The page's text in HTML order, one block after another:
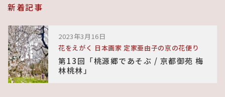
新着記事
2023年3月16日
花をえがく 日本画家 定家亜由子の京の花便り
第13回「桃源郷であそぶ / 京都御苑 梅
林桃林」